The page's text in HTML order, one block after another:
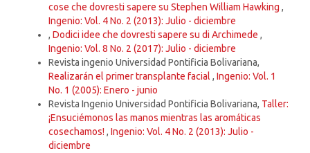
cose che dovresti sapere su Stephen William Hawking ,
Ingenio: Vol. 4 No. 2 (2013): Julio - diciembre
, Dodici idee che dovresti sapere su di Archimede ,
Ingenio: Vol. 8 No. 2 (2017): Julio - diciembre
Revista ingenio Universidad Pontificia Bolivariana,
Realizarán el primer transplante facial , Ingenio: Vol. 1
No. 1 (2005): Enero - junio
Revista Ingenio Universidad Pontificia Bolivariana, Taller:
¡Ensuciémonos las manos mientras las aromáticas
cosechamos! , Ingenio: Vol. 4 No. 2 (2013): Julio -
diciembre